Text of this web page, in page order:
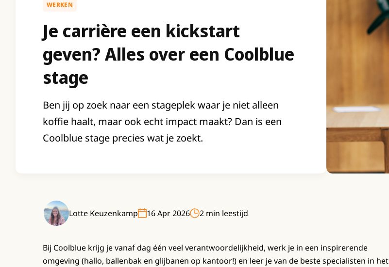
WERKEN
Je carrière een kickstart
geven? Alles over een Coolblue
stage
Ben jij op zoek naar een stageplek waar je niet alleen
koffie haalt, maar ook echt impact maakt? Dan is een
Coolblue stage precies wat je zoekt.
Lotte Keuzenkamp 16 Apr 2026 2 min leestijd
Bij Coolblue krijg je vanaf dag één veel verantwoordelijkheid, werk je in een inspirerende
omgeving (hallo, ballenbak en glijbanen op kantoor!) en leer je van de beste specialisten in het